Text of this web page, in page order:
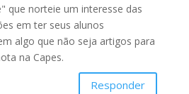
que norteie um interesse das
em ter seus alunos
algo que não seja artigos para
na Capes.
Responder